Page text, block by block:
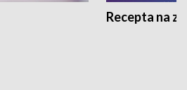
Recepta na